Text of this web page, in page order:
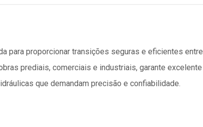
para proporcionar transições seguras e eficientes entre
prediais, comerciais e industriais, garante excelente
que demandam precisão e confiabilidade.